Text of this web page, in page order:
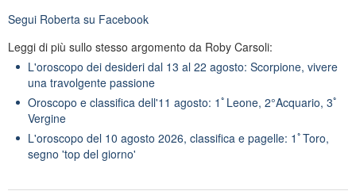
Segui Roberta su Facebook
Leggi di più sullo stesso argomento da Roby Carsoli:
L'oroscopo dei desideri dal 13 al 22 agosto: Scorpione, vivere
una travolgente passione
Oroscopo e classifica dell'11 agosto: 1ﾟLeone, 2°Acquario, 3ﾟ
Vergine
L'oroscopo del 10 agosto 2026, classifica e pagelle: 1ﾟToro,
segno 'top del giorno'